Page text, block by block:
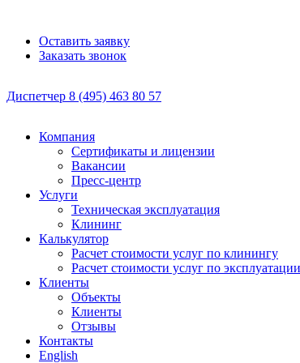
Оставить заявку
Заказать звонок
Диспетчер 8 (495) 463 80 57
Компания
Сертификаты и лицензии
Вакансии
Пресс-центр
Услуги
Техническая эксплуатация
Клининг
Калькулятор
Расчет стоимости услуг по клинингу
Расчет стоимости услуг по эксплуатации
Клиенты
Объекты
Клиенты
Отзывы
Контакты
English